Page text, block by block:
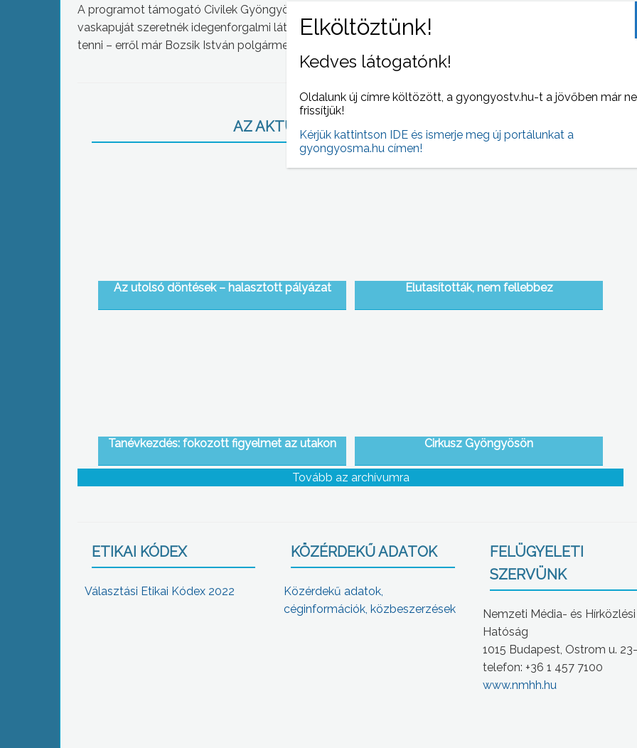
A programot támogató Civilek Gyöngyösért Egyesület kezdeményezésére, az egykori vérellátó állomás
vaskapuját szeretnék idegenforgalmi látványosságként, az összetartozás jelképévé, a szeretet kapujává
tenni – erről már Bozsik István polgármester-jelölt beszélt.
AZ AKTUÁLIS NAPI HÍREI (2014-09-11 )
Az utolsó döntések – halasztott pályázat Elutasították, nem fellebbez
Tanévkezdés: fokozott figyelmet az utakon Cirkusz Gyöngyösön
Tovább az archívumra
ETIKAI KÓDEX
Választási Etikai Kódex 2022
KÖZÉRDEKŰ ADATOK
Közérdekű adatok,
céginformációk, közbeszerzések
FELÜGYELETI
SZERVÜNK
Nemzeti Média- és Hírközlési
Hatóság
1015 Budapest, Ostrom u.
telefon: +36 1 457 7100
www.nmhh.hu
Kedves látogatónk!
Oldalunk új címre költözött, a gyongyostv.hu-t a jövőben már
frissítjük!
Kérjük kattintson IDE és ismerje meg új portálunkat a
gyongyosma.hu címen!